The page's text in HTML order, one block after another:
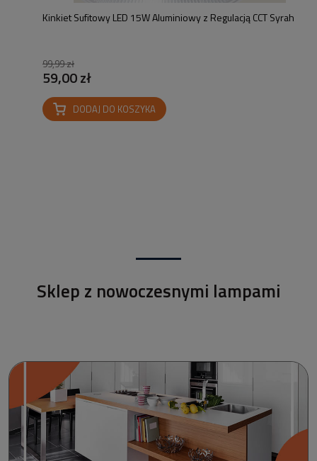
Kinkiet Sufitowy LED 15W Aluminiowy z Regulacją CCT Syrah
99,99 zł
59,00 zł
DODAJ DO KOSZYKA
Sklep z nowoczesnymi lampami